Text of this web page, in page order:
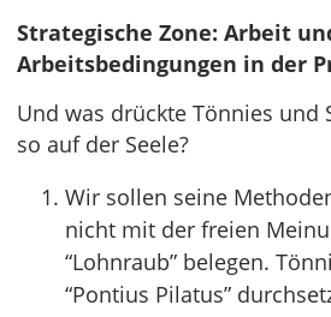
Strategische Zone: Arbeit
Arbeitsbedingungen in der
Und was drückte Tönnies und
so auf der Seele?
Wir sollen seine
nicht mit der freien
“Lohnraub” belegen.
“Pontius Pilatus”